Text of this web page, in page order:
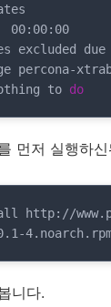
00:00:00
excluded
percona-
to do
먼저 실행하신
http://
니다.